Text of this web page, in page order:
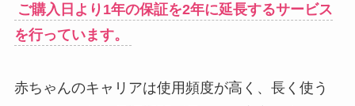
ご購入日より1年の保証を2年に延長するサービス
を行っています。
赤ちゃんのキャリアは使用頻度が高く、長く使う